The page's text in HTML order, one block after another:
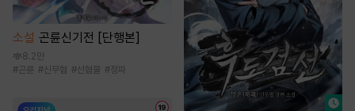
소설 곤륜신기전 [단행본]
8.2만
#곤륜 #신무협 #선협물 #정파